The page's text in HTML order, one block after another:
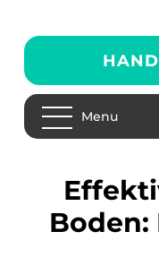
Menu
Effektiv Bokföring i
Boden: